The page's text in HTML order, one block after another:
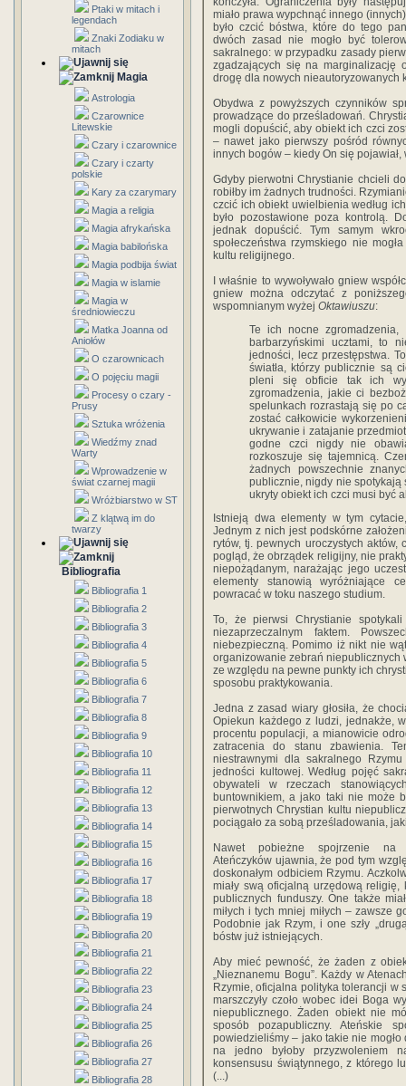
Ptaki w mitach i
legendach
Znaki Zodiaku w
mitach
Magia
Astrologia
Czarownice
Litewskie
Czary i czarownice
Czary i czarty
polskie
Kary za czarymary
Magia a religia
Magia afrykańska
Magia babilońska
Magia podbija świat
Magia w islamie
Magia w
średniowieczu
Matka Joanna od
Aniołów
O czarownicach
O pojęciu magii
Procesy o czary -
Prusy
Sztuka wróżenia
Wiedźmy znad
Warty
Wprowadzenie w
świat czarnej magii
Wróżbiarstwo w ST
Z klątwą im do
twarzy
Bibliografia
Bibliografia 1
Bibliografia 2
Bibliografia 3
Bibliografia 4
Bibliografia 5
Bibliografia 6
Bibliografia 7
Bibliografia 8
Bibliografia 9
Bibliografia 10
Bibliografia 11
Bibliografia 12
Bibliografia 13
Bibliografia 14
Bibliografia 15
Bibliografia 16
Bibliografia 17
Bibliografia 18
Bibliografia 19
Bibliografia 20
Bibliografia 21
Bibliografia 22
Bibliografia 23
Bibliografia 24
Bibliografia 25
Bibliografia 26
Bibliografia 27
Bibliografia 28
miało prawa wypchnąć innego
było czcić bóstwa, które do tego
dwóch zasad nie mogło być
sakralnego: w przypadku zasady
zgadzających się na marginalizację
drogę dla nowych nieautoryzowanych
Obydwa z powyższych czynników
prowadzące do prześladowań.
mogli dopuścić, aby obiekt ich czci
– nawet jako pierwszy pośród
innych bogów – kiedy On się
Gdyby pierwotni Chrystianie chcieli
robiłby im żadnych trudności.
czcić ich obiekt uwielbienia według
było pozostawione poza kontrolą.
jednak dopuścić. Tym samym
społeczeństwa rzymskiego nie
kultu religijnego.
I właśnie to wywoływało gniew
gniew można odczytać z
wspomnianym wyżej Oktawiuszu:
Te ich nocne zgromadzenia,
barbarzyńskimi ucztami, to
jedności, lecz przestępstwa.
światła, którzy publicznie są
pleni się obficie tak ich
zgromadzenia, jakie ci
spelunkach rozrastają się po
zostać całkowicie
ukrywanie i zatajanie
godne czci nigdy nie
rozkoszuje się tajemnicą.
żadnych powszechnie
publicznie, nigdy nie spotykają
ukryty obiekt ich czci musi być
Istnieją dwa elementy w tym
Jednym z nich jest podskórne
rytów, tj. pewnych uroczystych
pogląd, że obrządek religijny, nie
niepożądanym, narażając jego
elementy stanowią wyróżniające
powracać w toku naszego studium.
To, że pierwsi Chrystianie
niezaprzeczalnym faktem.
niebezpieczną. Pomimo iż nikt nie
organizowanie zebrań niepublicznych
ze względu na pewne punkty ich
sposobu praktykowania.
Jedna z zasad wiary głosiła, że
Opiekun każdego z ludzi, jednakże,
procentu populacji, a mianowicie
zatracenia do stanu zbawienia.
niestrawnymi dla sakralnego
jedności kultowej. Według pojęć
obywateli w rzeczach
buntownikiem, a jako taki nie może
pierwotnych Chrystian kultu
pociągało za sobą prześladowania,
Nawet pobieżne spojrzenie na
Ateńczyków ujawnia, że pod tym
doskonałym odbiciem Rzymu.
miały swą oficjalną urzędową
publicznych funduszy. One także
miłych i tych mniej miłych – zawsze
Podobnie jak Rzym, i one szły
bóstw już istniejących.
Aby mieć pewność, że żaden z
„Nieznanemu Bogu”. Każdy w
Rzymie, oficjalna polityka tolerancji w
marszczyły czoło wobec idei Boga
niepublicznego. Żaden obiekt nie
sposób pozapubliczny. Ateńskie
powiedzieliśmy – jako takie nie
na jedno byłoby przyzwoleniem
konsensusu świątynnego, z którego
(...)